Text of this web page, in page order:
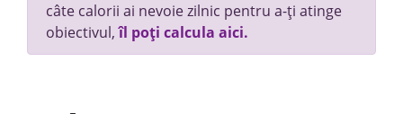
câte calorii ai nevoie zilnic pentru a-ți atinge
obiectivul,îl poți calcula aici.